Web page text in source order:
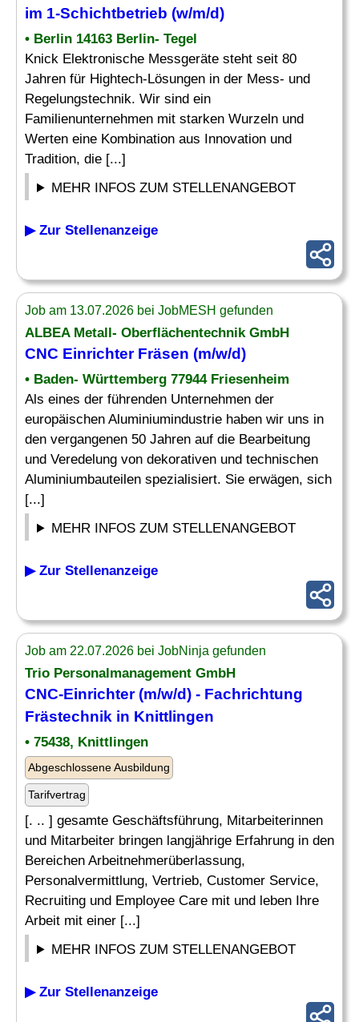
im 1-Schichtbetrieb (w/m/d)
• Berlin 14163 Berlin- Tegel
Knick Elektronische Messgeräte steht seit 80
Jahren für Hightech-Lösungen in der Mess- und
Regelungstechnik. Wir sind ein
Familienunternehmen mit starken Wurzeln und
Werten eine Kombination aus Innovation und
Tradition, die [...]
MEHR INFOS ZUM STELLENANGEBOT
▶ Zur Stellenanzeige
Job am 13.07.2026 bei JobMESH gefunden
ALBEA Metall- Oberflächentechnik GmbH
CNC EinrichterFräsen (m/w/d)
• Baden- Württemberg 77944 Friesenheim
Als eines der führenden Unternehmen der
europäischen Aluminiumindustrie haben wir uns in
den vergangenen 50 Jahren auf die Bearbeitung
und Veredelung von dekorativen und technischen
Aluminiumbauteilen spezialisiert. Sie erwägen, sich
[...]
MEHR INFOS ZUM STELLENANGEBOT
▶ Zur Stellenanzeige
Job am 22.07.2026 bei JobNinja gefunden
Trio Personalmanagement GmbH
CNC-Einrichter(m/w/d) - Fachrichtung
Frästechnik in Knittlingen
• 75438, Knittlingen
Abgeschlossene Ausbildung
Tarifvertrag
[. .. ] gesamte Geschäftsführung, Mitarbeiterinnen
und Mitarbeiter bringen langjährige Erfahrung in den
Bereichen Arbeitnehmerüberlassung,
Personalvermittlung, Vertrieb, Customer Service,
Recruiting und Employee Care mit und leben Ihre
Arbeit mit einer [...]
MEHR INFOS ZUM STELLENANGEBOT
▶ Zur Stellenanzeige